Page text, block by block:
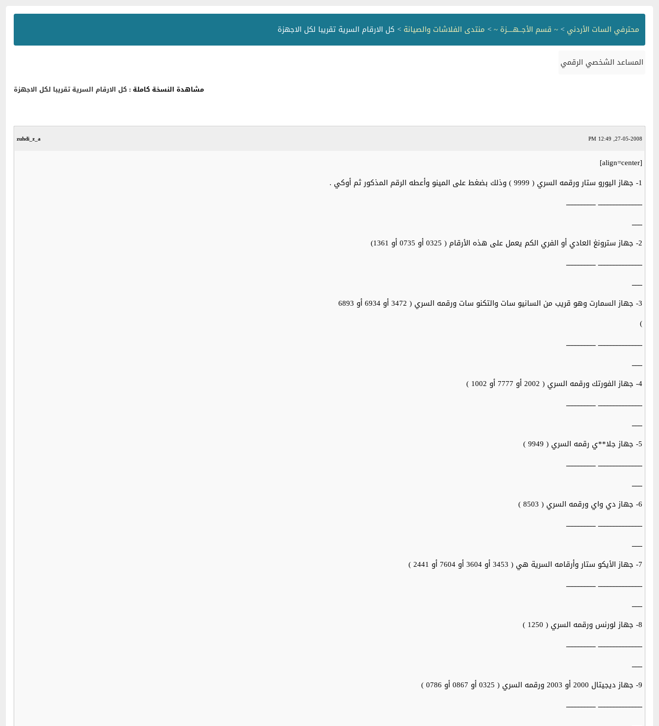
محترفي السات الأردني >~ قسم الأجــهــــزة ~> منتدى الفلاشات والصيانة > كل الارقام السرية تقريبا لكل الاجهزة
المساعد الشخصي الرقمي
مشاهدة النسخة كاملة : كل الارقام السرية تقريبا لكل الاجهزة
zuhdi_z_a 27-05-2008, 12:49 PM
[align=center]
1- جهاز اليورو ستار ورقمه السري ( 9999 ) وذلك بضغط على المينو وأعطه الرقم المذكور ثم أوكي .
ــــــــــــــــــــــــــــــ ــــــــــــــــــــ
ـــــــ
2- جهاز سترونغ العادي أو الفري الكم يعمل على هذه الأرقام ( 0325 أو 0735 أو 1361)
ــــــــــــــــــــــــــــــ ــــــــــــــــــــ
ـــــــ
3- جهاز السمارت وهو قريب من السانيو سات والتكنو سات ورقمه السري ( 3472 أو 6934 أو 6893
)
ــــــــــــــــــــــــــــــ ــــــــــــــــــــ
ـــــــ
4- جهاز الفورتك ورقمه السري ( 2002 أو 7777 أو 1002 )
ــــــــــــــــــــــــــــــ ــــــــــــــــــــ
ـــــــ
5- جهاز جلا**ي رقمه السري ( 9949 )
ــــــــــــــــــــــــــــــ ــــــــــــــــــــ
ـــــــ
6- جهاز دي واي ورقمه السري ( 8503 )
ــــــــــــــــــــــــــــــ ــــــــــــــــــــ
ـــــــ
7- جهاز الأيكو ستار وأرقامه السرية هي ( 3453 أو 3604 أو 7604 أو 2441 )
ــــــــــــــــــــــــــــــ ــــــــــــــــــــ
ـــــــ
8- جهاز لورنس ورقمه السري ( 1250 )
ــــــــــــــــــــــــــــــ ــــــــــــــــــــ
ـــــــ
9- جهاز ديجيتال 2000 أو 2003 ورقمه السري ( 0325 أو 0867 أو 0786 )
ــــــــــــــــــــــــــــــ ــــــــــــــــــــ